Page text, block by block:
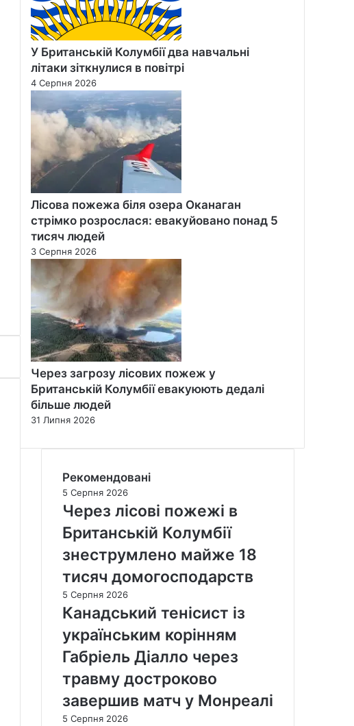
У Британській Колумбії два навчальні
літаки зіткнулися в повітрі
4 Серпня 2026
Лісова пожежа біля озера Оканаган
стрімко розрослася: евакуйовано понад 5
тисяч людей
3 Серпня 2026
Через загрозу лісових пожеж у
Британській Колумбії евакуюють дедалі
більше людей
31 Липня 2026
Рекомендовані
5 Серпня 2026
Через лісові пожежі в
Британській Колумбії
знеструмлено майже 18
тисяч домогосподарств
5 Серпня 2026
Канадський тенісист із
українським корінням
Габріель Діалло через
травму достроково
завершив матч у Монреалі
5 Серпня 2026